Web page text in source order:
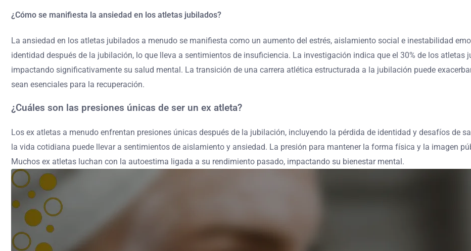
¿Cómo se manifiesta la ansiedad en los atletas jubilados?
La ansiedad en los atletas jubilados a menudo se manifiesta como un aumento del estrés, aislamiento social e inestabilidad
identidad después de la jubilación, lo que lleva a sentimientos de insuficiencia. La investigación indica que el 30% de los atletas
impactando significativamente su salud mental. La transición de una carrera atlética estructurada a la jubilación puede
sean esenciales para la recuperación.
¿Cuáles son las presiones únicas de ser un ex atleta?
Los ex atletas a menudo enfrentan presiones únicas después de la jubilación, incluyendo la pérdida de identidad y desafíos de
la vida cotidiana puede llevar a sentimientos de aislamiento y ansiedad. La presión para mantener la forma física y la imagen
Muchos ex atletas luchan con la autoestima ligada a su rendimiento pasado, impactando su bienestar mental.